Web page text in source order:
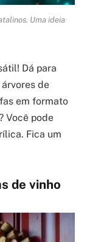
Uma ideia
Dá para
de
em formato
Você pode
Fica um
de vinho